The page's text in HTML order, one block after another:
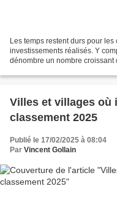
Les temps restent durs pour
investissements réalisés. Y
dénombre un nombre croissant
Villes et villages où
classement 2025
Publié le 17/02/2025 à 08:04
Par Vincent Gollain